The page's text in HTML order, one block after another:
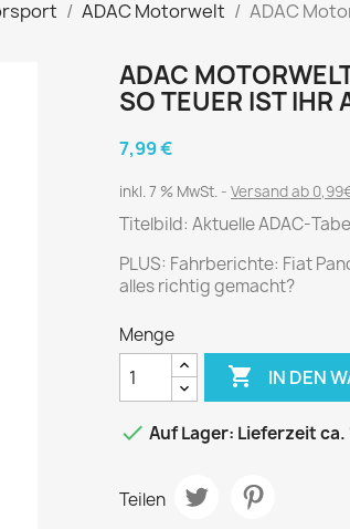
auto motor sport Archiv
Autoprospekte &
Gute Fahrt
Klassik Motorrad
MO Zeitschrift
Motor Klassik
Motorrad Classic
Motorrad Zeitschrift
Oldtimer Markt
Programmhefte Rennen
Rallye Racing
ADAC Motorwelt
ADAC
ADAC
SO TEUER IST IHR
7,99 €
inkl. 7 % MwSt. Versand ab
Titelbild: Aktuelle ADAC-
PLUS: Fahrberichte: Fiat
alles richtig gemacht?
Menge
 IN DEN
 Auf Lager: Lieferzeit ca.
Teilen